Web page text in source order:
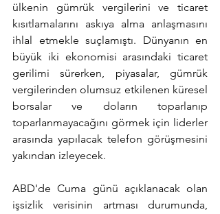
ülkenin gümrük vergilerini ve ticaret
kısıtlamalarını askıya alma anlaşmasını
ihlal etmekle suçlamıştı. Dünyanın en
büyük iki ekonomisi arasındaki ticaret
gerilimi sürerken, piyasalar, gümrük
vergilerinden olumsuz etkilenen küresel
borsalar ve doların toparlanıp
toparlanmayacağını görmek için liderler
arasında yapılacak telefon görüşmesini
yakından izleyecek.
ABD'de Cuma günü açıklanacak olan
işsizlik verisinin artması durumunda,